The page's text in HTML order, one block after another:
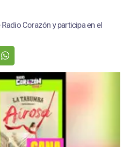
Corazón y participa en el